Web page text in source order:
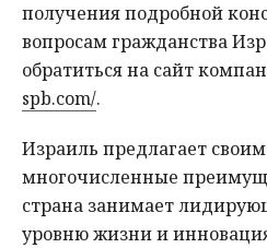
получения подробной
вопросам гражданства
обратиться на сайт
spb.com/.
Израиль предлагает
многочисленные
страна занимает
уровню жизни и